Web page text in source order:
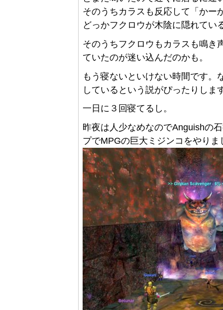
そのうちカラスも反応して「かー
どっかフクロウが木陰に隠れてい
そのうちフクロウもカラスも鳴き
ていたのが迷い込んだのかも。
もう寝ないといけない時間です。
しているという説がぴったりしま
一日に３回寝てるし。
昨夜は人少なめなのでAnguishの
プでMPGの巨大ミジンコをやりま